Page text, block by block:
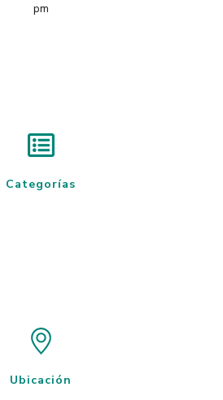
pm
Categorías
Ubicación